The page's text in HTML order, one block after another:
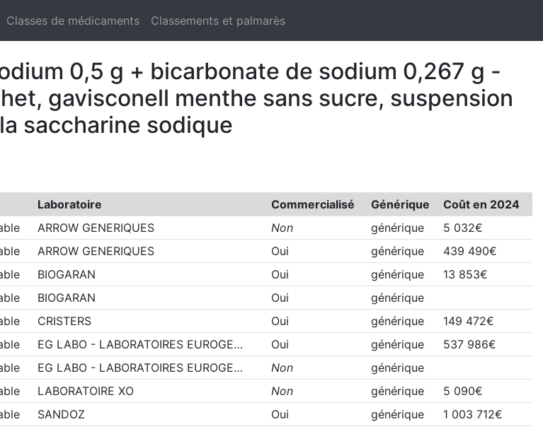
Classes de médicaments Classements et palmarès
0,5 g + bicarbonate de sodium 0,267 g -
gavisconell menthe sans sucre, suspension
saccharine sodique
Laboratoire Commercialisé Générique
Coût en 2024
ARROW GENERIQUES Non générique
5 032€
ARROW GENERIQUES Oui générique
439 490€
BIOGARAN Oui générique
13 853€
BIOGARAN Oui
générique
CRISTERS Oui générique
149 472€
EG LABO - LABORATOIRES EUROGE… Oui générique
537 986€
EG LABO - LABORATOIRES EUROGE… Non
générique
LABORATOIRE XO Non générique
5 090€
SANDOZ Oui générique
1 003 712€